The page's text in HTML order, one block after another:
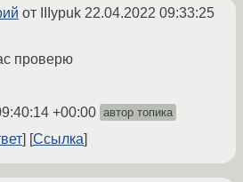
от IIIypuk 22.04.2022 09:33:25
проверю
+00:00 автор топика
Ссылка